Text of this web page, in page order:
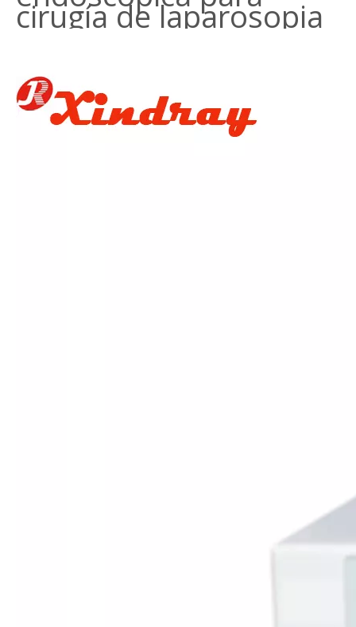
cirugía de laparosopia